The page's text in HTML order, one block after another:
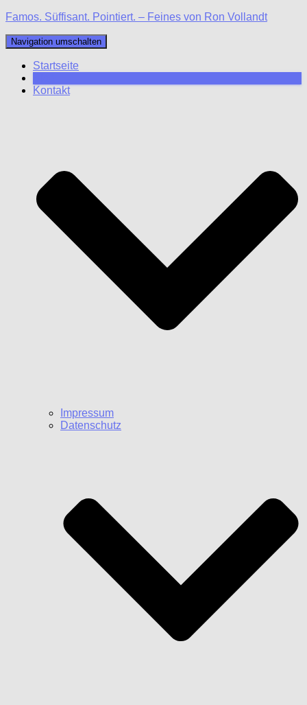
Famos. Süffisant. Pointiert. – Feines von Ron Vollandt
Navigation umschalten
Startseite
Kontakt
Impressum
Datenschutz